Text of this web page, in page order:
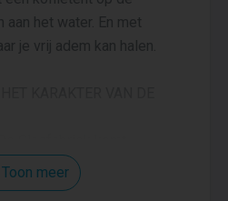
aan het water. En met
je vrij adem kan halen.
van ENTREE. Met
donker baksteen en
Toon meer